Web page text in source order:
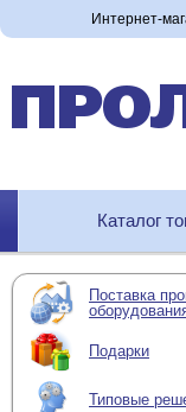
Интернет-
Каталог
Поставка
Подарки
Типовые